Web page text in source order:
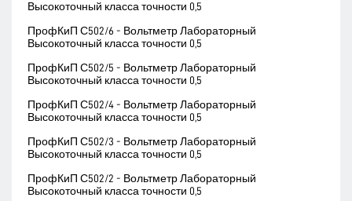
Высокоточный класса точности 0,5
ПрофКиП С502/6 - Вольтметр Лабораторный
Высокоточный класса точности 0,5
ПрофКиП С502/5 - Вольтметр Лабораторный
Высокоточный класса точности 0,5
ПрофКиП С502/4 - Вольтметр Лабораторный
Высокоточный класса точности 0,5
ПрофКиП С502/3 - Вольтметр Лабораторный
Высокоточный класса точности 0,5
ПрофКиП С502/2 - Вольтметр Лабораторный
Высокоточный класса точности 0,5